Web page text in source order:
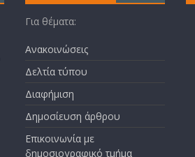
Για θέματα:
Ανακοινώσεις
Δελτία τύπου
Διαφήμιση
Δημοσίευση άρθρου
Επικοινωνία με
δημοσιογραφικό τμήμα